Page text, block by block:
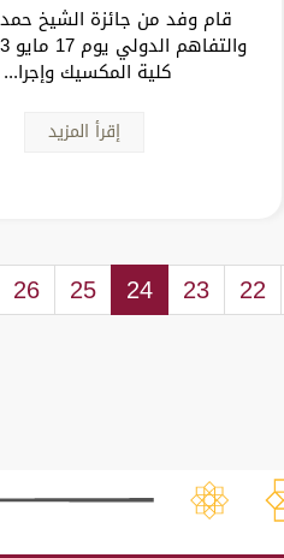
قام وفد من جائزة الشيخ حمد
كلية المكسيك وإجرا...
إقرأ المزيد
22
23
24
25
26